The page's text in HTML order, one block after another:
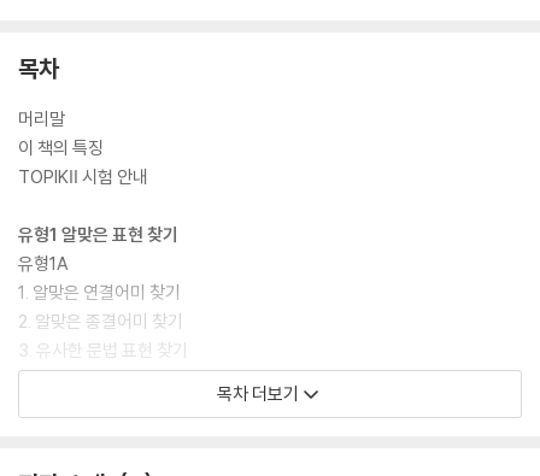
목차
머리말
이 책의 특징
TOPIKⅡ 시험 안내
유형1 알맞은 표현 찾기
유형1A
1. 알맞은 연결어미 찾기
2. 알맞은 종결어미 찾기
3. 유사한 문법 표현 찾기
4. 유사한 종결어미 찾기
목차 더보기